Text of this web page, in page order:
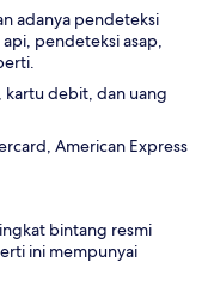
adanya pendeteksi
pendeteksi asap,
kartu debit, dan uang
American Express
bintang resmi
ini mempunyai